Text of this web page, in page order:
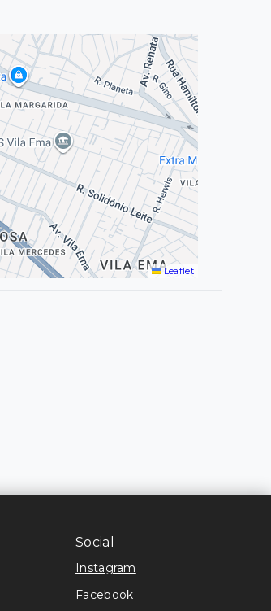
Leaflet
Social
Instagram
Facebook